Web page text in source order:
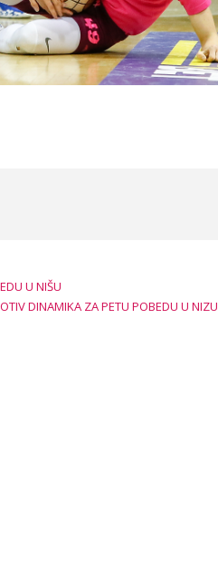
U NIŠU
DINAMIKA ZA PETU POBEDU U NIZU